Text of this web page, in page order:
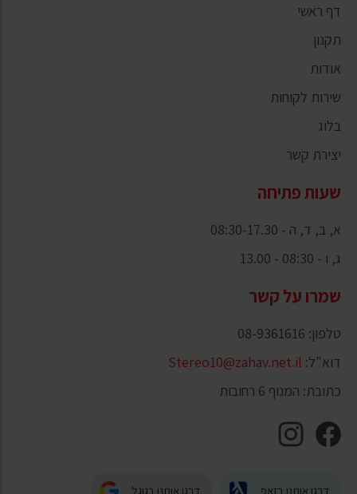
דף ראשי
תקנון
אודות
שירות לקוחות
בלוג
יצירת קשר
שעות פתיחה
א, ב, ד, ה - 08:30-17.30
ג, ו - 08:30 - 13.00
שמרו על קשר
טלפון: 08-9361616
דוא"ל: Stereo10@zahav.net.il
כתובת: המנוף 6 רחובות
דרגו אותנו בזאפ דרגו אותנו בגוגל